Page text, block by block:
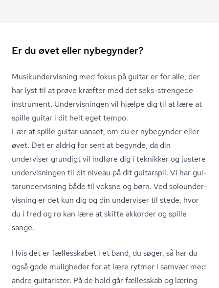
Er du øvet eller nybegynder?
Mu­si­kun­der­vis­ning med fokus på guitar er for alle, der
har lyst til at prøve kræfter med det seks-strengede
instrument. Undervisningen vil hjælpe dig til at lære at
spille guitar i dit helt eget tempo.
Lær at spille guitar uanset, om du er nybegynder eller
øvet. Det er aldrig for sent at begynde, da din
underviser grundigt vil indføre dig i teknikker og justere
undervisningen til dit niveau på dit guitarspil. Vi har gu­i­
tarun­der­vis­ning både til voksne og børn. Ved so­lo­un­der­
vis­ning er det kun dig og din underviser til stede, hvor
du i fred og ro kan lære at skifte akkorder og spille
sange.
Hvis det er fællesskabet i et band, du søger, så har du
også gode muligheder for at lære rytmer i samvær med
andre guitarister. På de hold går fællesskab og læring